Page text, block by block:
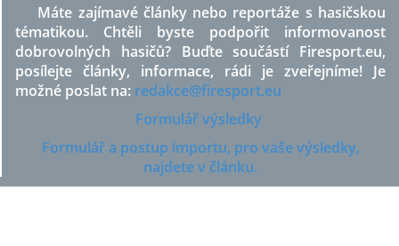
Máte zajímavé články nebo reportáže s hasičskou
tématikou. Chtěli byste podpořit informovanost
dobrovolných hasičů? Buďte součástí Firesport.eu,
posílejte články, informace, rádi je zveřejníme! Je
možné poslat na: redakce@firesport.eu
Formulář výsledky
Formulář a postup importu, pro vaše výsledky,
najdete v článku.